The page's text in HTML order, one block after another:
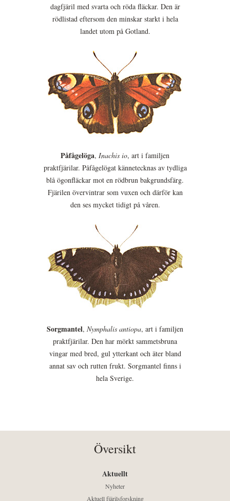
dagfjäril med svarta och röda fläckar. Den är
rödlistad eftersom den minskar starkt i hela
landet utom på Gotland.
Påfågelöga, Inachis io, art i familjen
praktfjärilar. Påfågelögat kännetecknas av tydliga
blå ögonfläckar mot en rödbrun bakgrundsfärg.
Fjärilen övervintrar som vuxen och därför kan
den ses mycket tidigt på våren.
Sorgmantel, Nymphalis antiopa, art i familjen
praktfjärilar. Den har mörkt sammetsbruna
vingar med bred, gul ytterkant och äter bland
annat sav och rutten frukt. Sorgmantel finns i
hela Sverige.
Översikt
Aktuellt
Nyheter
Aktuell fjärilsforskning